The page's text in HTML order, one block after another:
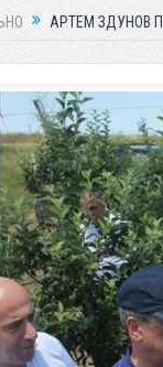
АРТЕМ ЗДУНОВ